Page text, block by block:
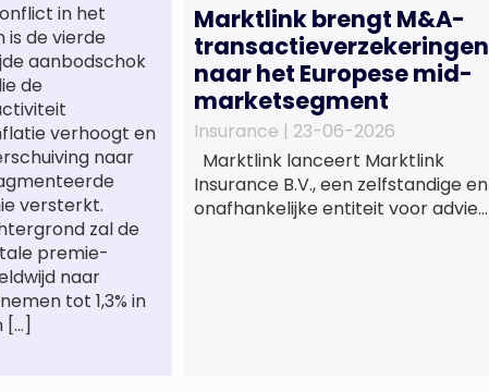
in het
is de vierde
aanbodschok
de
verhoogt en
naar
versterkt.
zal de
premie-
naar
tot 1,3% in
[…]
Marktlink brengt M&A-
transactieverzekeringen
naar het Europese mid-
marketsegment
Insurance | 23-06-2026
Marktlink lanceert Marktlink
Insurance B.V., een zelfstandige en
onafhankelijke entiteit voor advies